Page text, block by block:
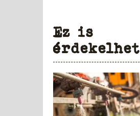
Ez is
érdekelhet